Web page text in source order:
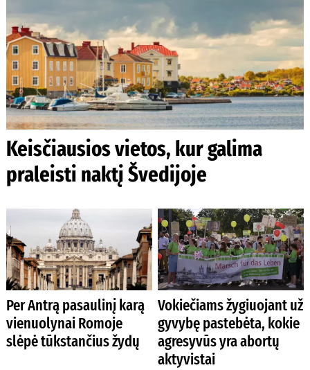
Keisčiausios vietos, kur galima
praleisti naktį Švedijoje
Per Antrą pasaulinį karą
vienuolynai Romoje
slėpė tūkstančius žydų
Vokiečiams žygiuojant už
gyvybę pastebėta, kokie
agresyvūs yra abortų
aktyvistai